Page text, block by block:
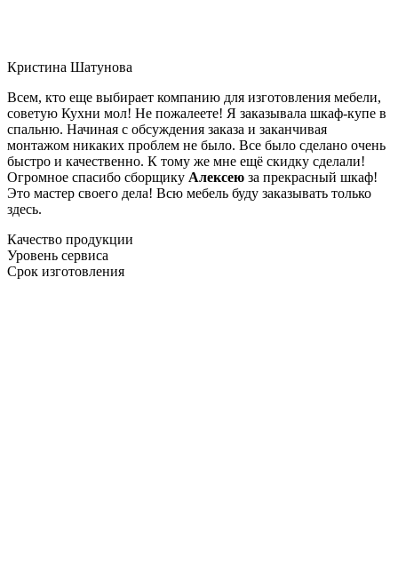
Кристина Шатунова
Всем, кто еще выбирает компанию для изготовления мебели,
советую Кухни мол! Не пожалеете! Я заказывала шкаф-купе в
спальню. Начиная с обсуждения заказа и заканчивая
монтажом никаких проблем не было. Все было сделано очень
быстро и качественно. К тому же мне ещё скидку сделали!
Огромное спасибо сборщику Алексею за прекрасный шкаф!
Это мастер своего дела! Всю мебель буду заказывать только
здесь.
Качество продукции
Уровень сервиса
Срок изготовления